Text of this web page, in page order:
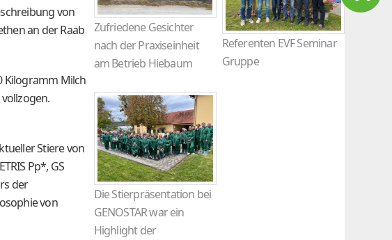
Zufriedene Gesichter
nach der Praxiseinheit
am Betrieb Hiebaum
Referenten EVF Seminar
Gruppe
Die Stierpräsentation bei
GENOSTAR war ein
Highlight der
von
an der Raab
Kilogramm Milch
Stiere von
Pp*, GS
der
von